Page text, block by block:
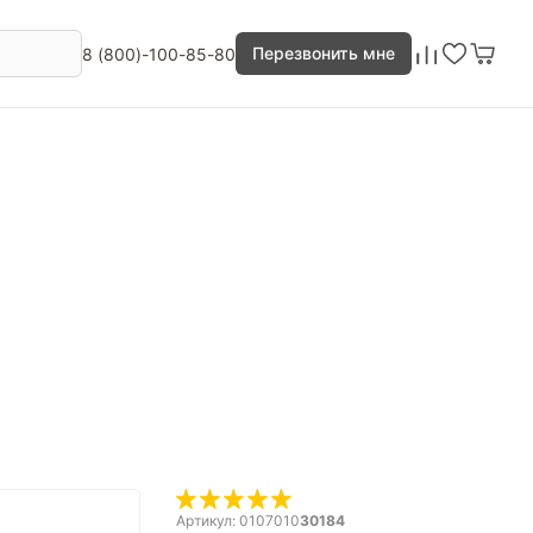
8 (800)-100-85-80 Перезвонить мне
Артикул: 010701030184